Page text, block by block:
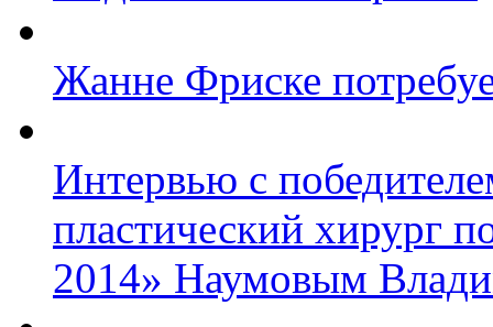
Жанне Фриске
Интервью с
пластический хирург
2014» Наумовым